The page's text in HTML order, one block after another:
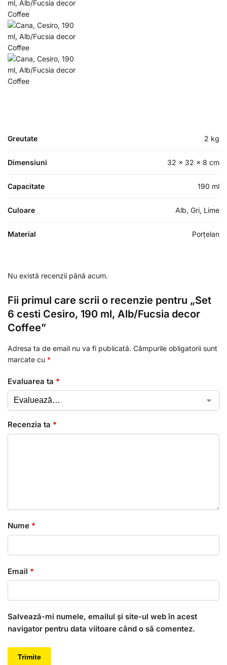
Greutate 2 kg
Dimensiuni 32 × 32 × 8 cm
Capacitate 190 ml
Culoare Alb, Gri, Lime
Material Porțelan
Nu există recenzii până acum.
Fii primul care scrii o recenzie pentru „Set
6 cesti Cesiro, 190 ml, Alb/Fucsia decor
Coffee”
Adresa ta de email nu va fi publicată. Câmpurile obligatorii sunt
marcate cu *
Evaluarea ta *
Recenzia ta *
Nume *
Email *
Salvează-mi numele, emailul și site-ul web în acest
navigator pentru data viitoare când o să comentez.